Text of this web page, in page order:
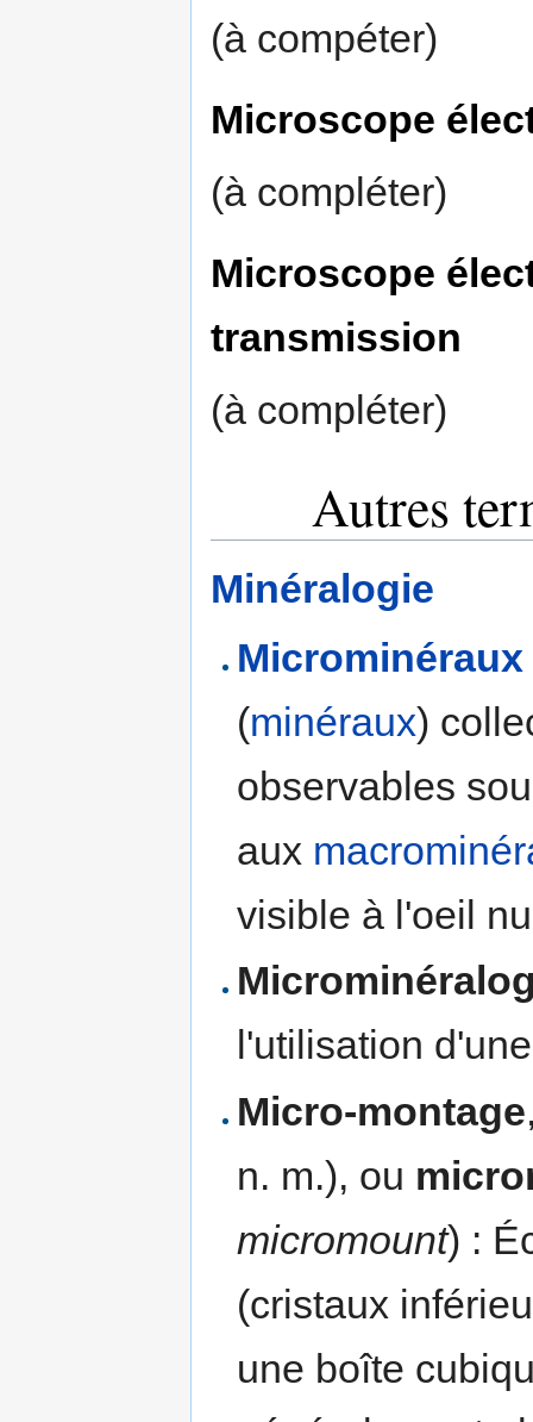
(à compéter)
Microscope
(à compléter)
Microscope
transmission
(à compléter)
Autres
Minéralogie
Microminéraux
(minéraux)
observables
aux
visible à l'oeil
l'utilisation
Micro-montage
n. m.), ou
micromount) :
(cristaux
une boîte